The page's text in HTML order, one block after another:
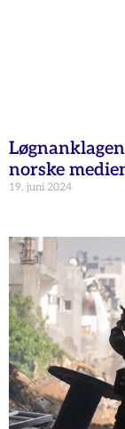
norske
19. juni 2024